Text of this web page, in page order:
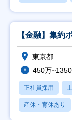
【金融】集約
東京都
450万
正社員採用
産休・育休あり